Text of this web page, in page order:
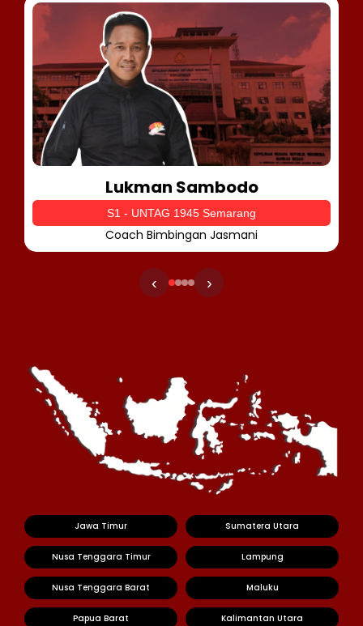
Lukman Sambodo
S1 - UNTAG 1945 Semarang
Coach Bimbingan Jasmani
‹ ›
Jawa Timur Sumatera Utara
Nusa Tenggara Timur Lampung
Nusa Tenggara Barat Maluku
Papua Barat Kalimantan Utara